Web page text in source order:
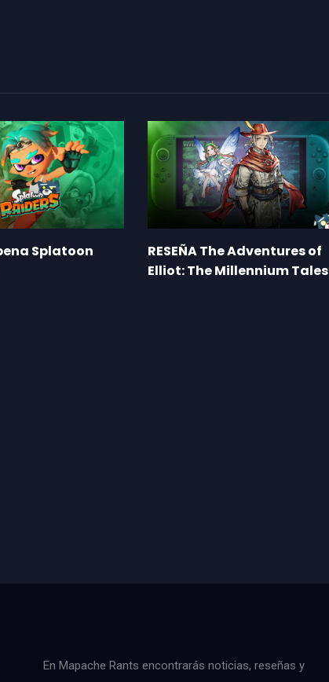
Splatoon
RESEÑA The Adventures of
Elliot: The Millennium Tales
En Mapache Rants encontrarás noticias, reseñas y